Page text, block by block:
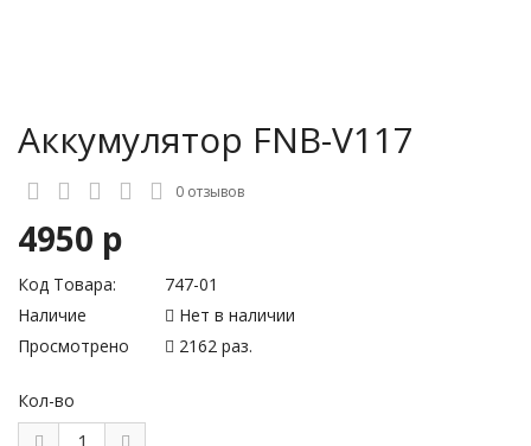
Аккумулятор FNB-V117
0 отзывов
4950 р
Код Товара:
747-01
Наличие
Нет в наличии
Просмотрено
2162 раз.
Кол-во